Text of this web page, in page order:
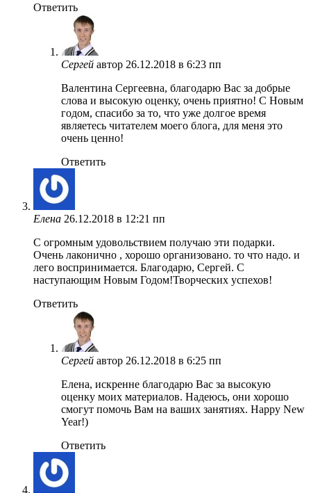
Ответить
Сергей автор 26.12.2018 в 6:23 пп
Валентина Сергеевна, благодарю Вас за добрые
слова и высокую оценку, очень приятно! С Новым
годом, спасибо за то, что уже долгое время
являетесь читателем моего блога, для меня это
очень ценно!
Ответить
Елена 26.12.2018 в 12:21 пп
С огромным удовольствием получаю эти подарки.
Очень лаконично , хорошо организовано. то что надо. и
лего воспринимается. Благодарю, Сергей. С
наступающим Новым Годом!Творческих успехов!
Ответить
Сергей автор 26.12.2018 в 6:25 пп
Елена, искренне благодарю Вас за высокую
оценку моих материалов. Надеюсь, они хорошо
смогут помочь Вам на ваших занятиях. Happy New
Year!)
Ответить